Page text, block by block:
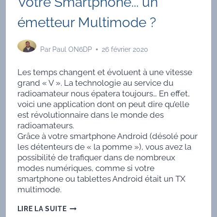
émetteur Multimode ?
Par Paul ON6DP 26 février 2020
Les temps changent et évoluent à une vitesse
grand « V ». La technologie au service du
radioamateur nous épatera toujours… En effet,
voici une application dont on peut dire qu’elle
est révolutionnaire dans le monde des
radioamateurs.
Grâce à votre smartphone Android (désolé pour
les détenteurs de « la pomme »), vous avez la
possibilité de trafiquer dans de nombreux
modes numériques, comme si votre
smartphone ou tablettes Android était un TX
multimode.
LIRE LA SUITEVOTRE